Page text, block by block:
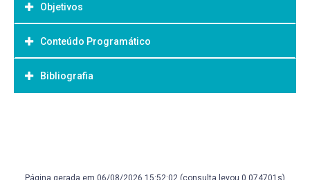
Objetivos
Objetivo Geral:
Conteúdo Programático
Bibliografia
Página gerada em 06/08/2026 15:52:02 (consulta levou 0.074701s)